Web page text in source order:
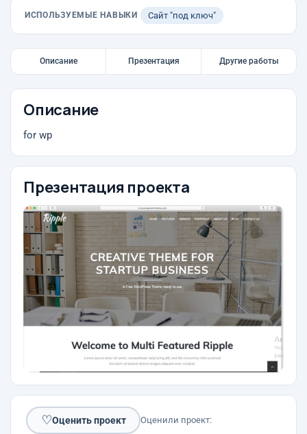
ИСПОЛЬЗУЕМЫЕ НАВЫКИ Сайт "под ключ"
Описание Презентация Другие работы
Описание
for wp
Презентация проекта
♡Оценить проект Оценили проект: